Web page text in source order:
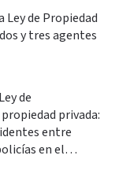
de Propiedad
y tres agentes
de
privada:
entre
en el